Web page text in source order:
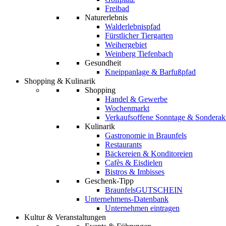
Freibad
Naturerlebnis
Walderlebnispfad
Fürstlicher Tiergarten
Weihergebiet
Weinberg Tiefenbach
Gesundheit
Kneippanlage & Barfußpfad
Shopping & Kulinarik
Shopping
Handel & Gewerbe
Wochenmarkt
Verkaufsoffene Sonntage &
Kulinarik
Gastronomie in Braunfels
Restaurants
Bäckereien & Konditoreien
Cafès & Eisdielen
Bistros & Imbisses
Geschenk-Tipp
BraunfelsGUTSCHEIN
Unternehmens-Datenbank
Unternehmen eintragen
Kultur & Veranstaltungen